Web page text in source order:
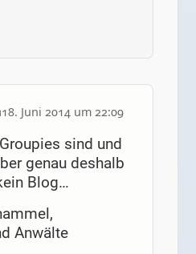
18. Juni 2014 um 22:09
sind und
genau deshalb
Blog…
Anwälte